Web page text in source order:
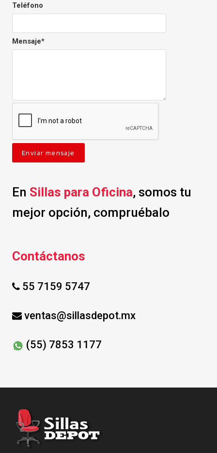
Teléfono
Mensaje*
En Sillas para Oficina, somos tu
mejor opción, compruébalo
Contáctanos
55 7159 5747
ventas@sillasdepot.mx
(55) 7853 1177